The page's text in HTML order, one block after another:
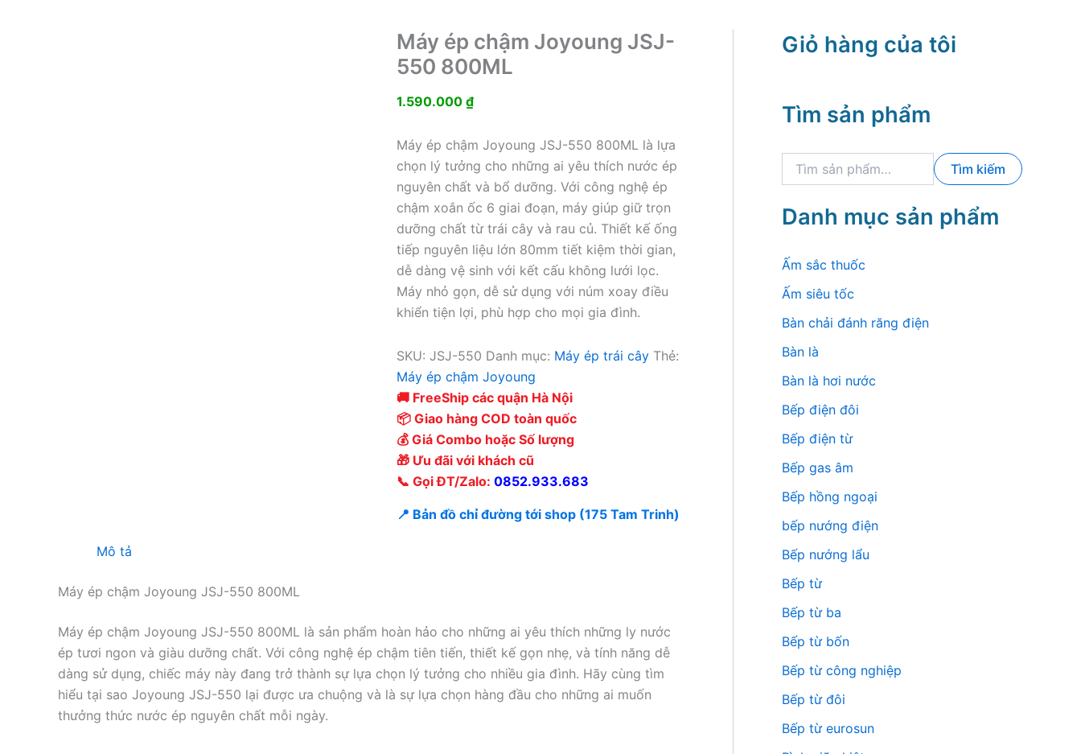
Máy ép chậm Joyoung JSJ-
550 800ML
1.590.000 ₫
Máy ép chậm Joyoung JSJ-550 800ML là lựa
chọn lý tưởng cho những ai yêu thích nước ép
nguyên chất và bổ dưỡng. Với công nghệ ép
chậm xoắn ốc 6 giai đoạn, máy giúp giữ trọn
dưỡng chất từ trái cây và rau củ. Thiết kế ống
tiếp nguyên liệu lớn 80mm tiết kiệm thời gian,
dễ dàng vệ sinh với kết cấu không lưới lọc.
Máy nhỏ gọn, dễ sử dụng với núm xoay điều
khiển tiện lợi, phù hợp cho mọi gia đình.
SKU: JSJ-550 Danh mục: Máy ép trái cây Thẻ:
Máy ép chậm Joyoung
🚚 FreeShip các quận Hà Nội
📦 Giao hàng COD toàn quốc
💰 Giá Combo hoặc Số lượng
🎁 Ưu đãi với khách cũ
📞 Gọi ĐT/Zalo: 0852.933.683
📍 Bản đồ chỉ đường tới shop (175 Tam Trinh)
Mô tả
Máy ép chậm Joyoung JSJ-550 800ML
Máy ép chậm Joyoung JSJ-550 800ML là sản phẩm hoàn hảo cho những ai yêu thích những ly nước
ép tươi ngon và giàu dưỡng chất. Với công nghệ ép chậm tiên tiến, thiết kế gọn nhẹ, và tính năng dễ
dàng sử dụng, chiếc máy này đang trở thành sự lựa chọn lý tưởng cho nhiều gia đình. Hãy cùng tìm
hiểu tại sao Joyoung JSJ-550 lại được ưa chuộng và là sự lựa chọn hàng đầu cho những ai muốn
thưởng thức nước ép nguyên chất mỗi ngày.
Giỏ hàng của tôi
Tìm sản phẩm
k
m
:
Tìm kiếm
Danh mục sản phẩm
Ấm sắc thuốc
Ấm siêu tốc
Bàn chải đánh răng điện
Bàn là
Bàn là hơi nước
Bếp điện đôi
Bếp điện từ
Bếp gas âm
Bếp hồng ngoại
bếp nướng điện
Bếp nướng lẩu
Bếp từ
Bếp từ ba
Bếp từ bốn
Bếp từ công nghiệp
Bếp từ đôi
Bếp từ eurosun